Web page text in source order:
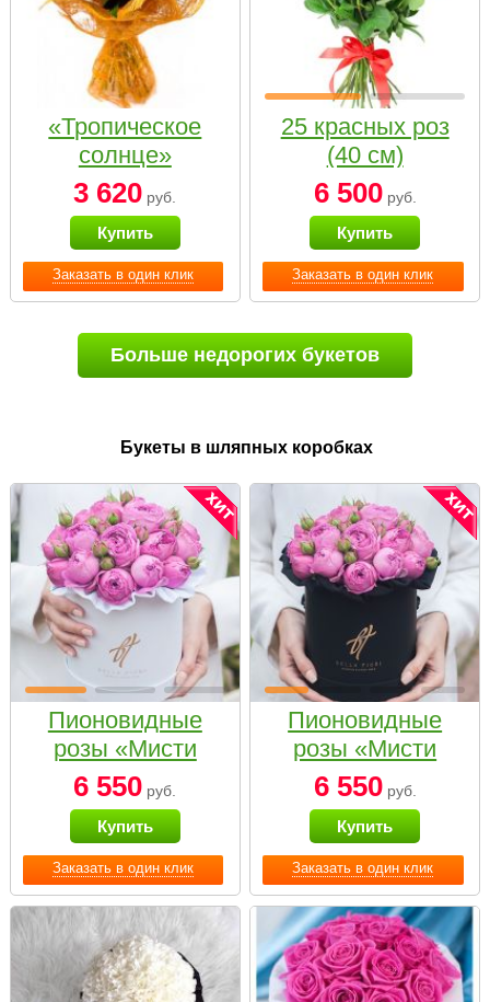
Заказать в один клик
«Тропическое
солнце»
3 620 руб.
Купить
Заказать в один клик
25 красных роз
(40 см)
6 500руб.
Купить
Больше недорогих букетов
Букеты в шляпных коробках
Заказать в один клик
Пионовидные
розы «Мисти
бабблс» в белой
коробке Small
6 550 руб.
Купить
Заказать в один клик
Пионовидные
розы «Мисти
бабблс» в
черной коробке
Small
6 550руб.
Купить